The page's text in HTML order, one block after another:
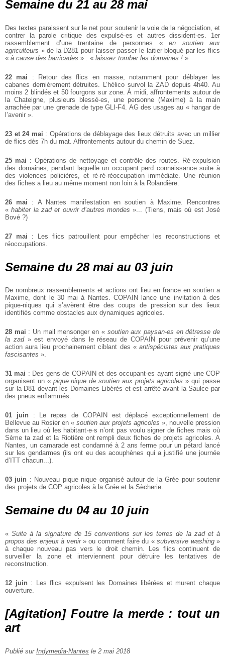
Semaine du 21 au 28 mai
Des textes paraissent sur le net pour soutenir la voie de la négociation, et
contrer la parole critique des expulsé-es et autres dissident-es. 1er
rassemblement d’unetrentaine de personnes « en soutien aux
agriculteurs » de la D281 pour laisserpasser le laitier bloqué par les flics
« à cause des barricades » : « laissez tomber les domaines ! »
22 mai : Retour des flics en masse, notamment pour déblayer les
cabanes dernièrement détruites. L’hélico survol la ZAD depuis 4h40. Au
moins 2 blindés et 50 fourgons sur zone. À midi, affrontements autour de
la Chateigne, plusieurs blessé-es, une personne (Maxime) à la main
arrachée par une grenade de type GLI-F4. AG des usages au « hangar de
l’avenir ».
23 et 24 mai : Opérations de déblayage des lieux détruits avec un millier
de flics dès 7h du mat. Affrontements autour du chemin de Suez.
25 mai : Opérations de nettoyage et contrôle des routes. Ré-expulsion
des domaines, pendant laquelle un occupant perd connaissance suite à
des violences policières, et ré-ré-réoccupation immédiate. Une réunion
des fiches a lieu au même moment non loin à la Rolandière.
26 mai : A Nantes manifestation en soutien à Maxime. Rencontres
«habiter la zadet ouvrir d’autres mondes »... (Tiens, mais où est José
Bové ?)
27 mai : Les flics patrouillent pour empêcher les reconstructions et
réoccupations.
Semaine du 28 mai au 03 juin
De nombreux rassemblements et actions ont lieu en france en soutien a
Maxime, dont le 30 mai à Nantes. COPAIN lance une invitation à des
pique-niques qui s’avèrent être des coups de pression sur des lieux
identifiés comme obstacles aux dynamiques agricoles.
28 mai : Un mail mensonger en « soutien aux paysan-es en détresse de
la zad» est envoyé dans le réseau de COPAIN pour prévenir qu’une
action aura lieu prochainement ciblant des « antispécistes aux pratiques
fascisantes ».
31 mai : Des gens de COPAIN et des occupant-es ayant signé une COP
organisent un « pique nique de soutien aux projets agricoles » qui passe
sur la D81 devant les Domaines Libérés et est arrêté avant la Saulce par
des pneus enflammés.
01 juin: Le repas de COPAIN est déplacé exceptionnellement de
Bellevue au Rosier en « soutien aux projets agricoles », nouvelle pression
dans un lieu où les habitant·e·s n’ont pas voulu signer de fiches mais où
Sème ta zad et la Riotière ontrempli deux fiches de projets agricoles. A
Nantes, un camarade est condamné à 2 ans ferme pour un pétard lancé
sur les gendarmes (ils ont eu des acouphènes qui a justifié une journée
d’ITT chacun...).
03 juin : Nouveau pique nique organisé autour de la Grée pour soutenir
des projets de COP agricoles à la Grée et la Sècherie.
Semaine du 04 au 10 juin
«Suite à la signature de 15 conventions sur les terres de la zad et à
propos des enjeux à venir» ou comment faire du «subversive washing»
à chaque nouveau pas vers le droit chemin. Les flics continuent de
surveiller la zone et interviennent pourdétruire les tentatives de
reconstruction.
12 juin: Les flics expulsent les Domaines libérées et murent chaque
ouverture.
[Agitation] Foutre la merde : tout un
art
Publié sur Indymedia-Nantes le 2 mai 2018